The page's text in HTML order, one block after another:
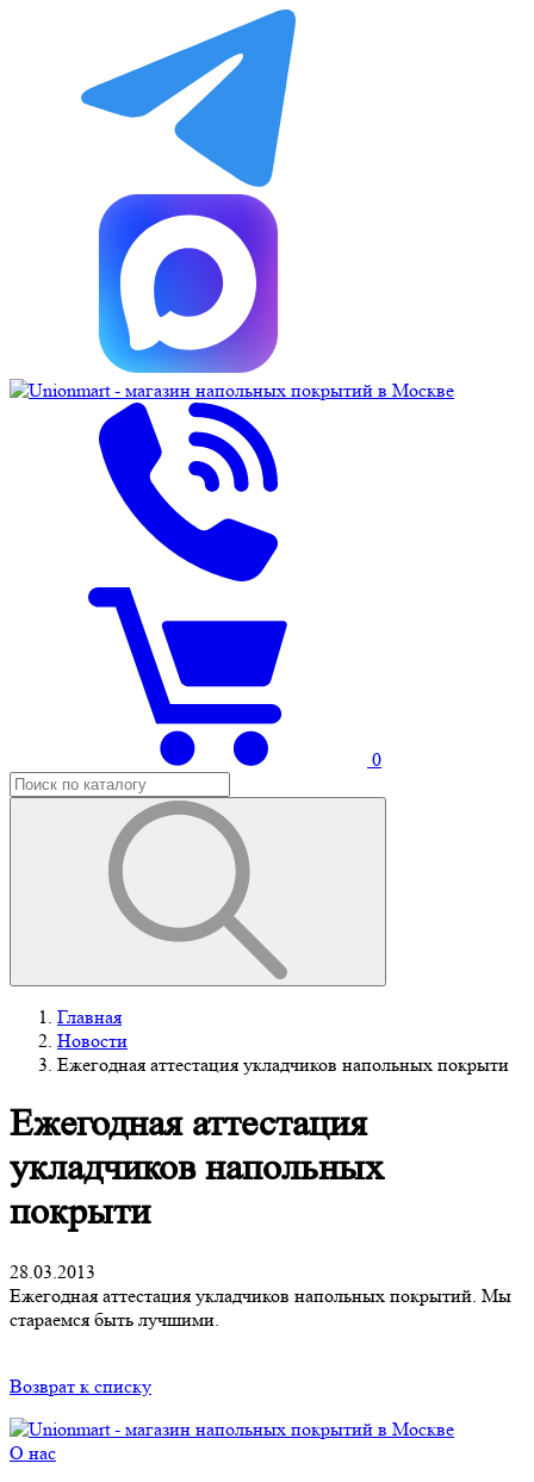
0
Главная
Новости
Ежегодная аттестация укладчиков напольных покрыти
Ежегодная аттестация
укладчиков напольных
покрыти
28.03.2013
Ежегодная аттестация укладчиков напольных покрытий. Мы
стараемся быть лучшими.
Возврат к списку
О нас